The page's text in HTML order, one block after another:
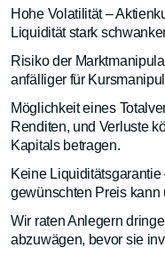
Hohe Volatilität –
Liquidität stark
Risiko der
anfälliger für
Möglichkeit eines
Renditen, und Verluste
Kapitals betragen.
Keine
gewünschten Preis kann
Wir raten Anlegern
abzuwägen, bevor sie